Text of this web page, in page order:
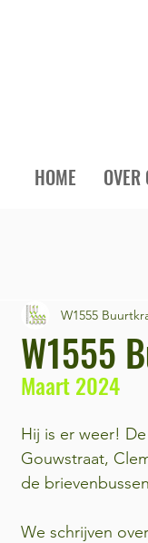
HOME OVER
W1555
W1555
Maart 2024
Hij is er weer!
Gouwstraat,
de
We schrijven